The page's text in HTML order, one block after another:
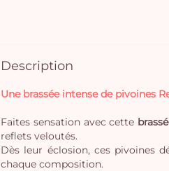
Description
Une brassée intense de pivoines
Faites sensation avec cette
reflets veloutés.
Dès leur éclosion, ces pivoines
chaque composition.